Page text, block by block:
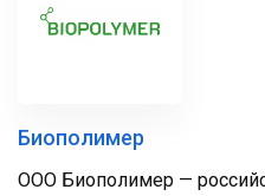
Биополимер
ООО Биополимер —